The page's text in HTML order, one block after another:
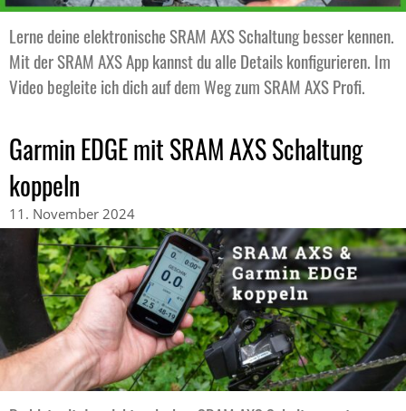
Lerne deine elektronische SRAM AXS Schaltung besser kennen.
Mit der SRAM AXS App kannst du alle Details konfigurieren. Im
Video begleite ich dich auf dem Weg zum SRAM AXS Profi.
Garmin EDGE mit SRAM AXS Schaltung
koppeln
11. November 2024